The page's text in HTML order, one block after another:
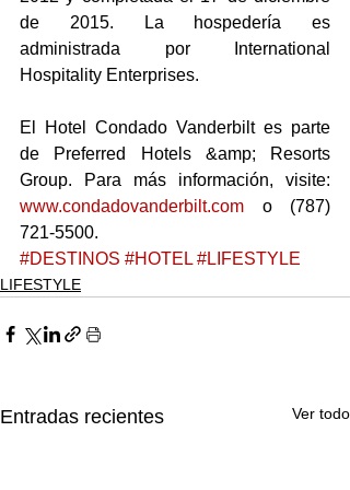
de 2015. La hospedería es
administrada por International
Hospitality Enterprises.
El Hotel Condado Vanderbilt es parte
de Preferred Hotels &amp; Resorts
www.condadovanderbilt.com o (787)
721-5500.
#DESTINOS #HOTEL #LIFESTYLE
LIFESTYLE
Entradas recientes Ver todo